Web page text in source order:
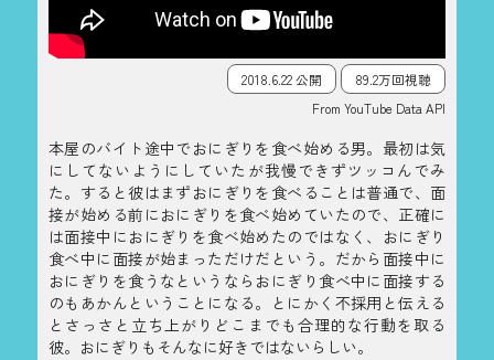
2018.6.22 公開
89.2万回視聴
From YouTube Data API
本屋のバイト途中でおにぎりを食べ始める男。最初は気
にしてないようにしていたが我慢できずツッコんでみ
た。すると彼はまずおにぎりを食べることは普通で、面
接が始める前におにぎりを食べ始めていたので、正確に
は面接中におにぎりを食べ始めたのではなく、おにぎり
食べ中に面接が始まっただけだという。だから面接中に
おにぎりを食うなというならおにぎり食べ中に面接する
のもあかんということになる。とにかく不採用と伝える
とさっさと立ち上がりどこまでも合理的な行動を取る
彼。おにぎりもそんなに好きではないらしい。